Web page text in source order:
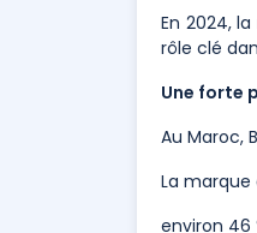
En 2024,
rôle clé
Une forte
Au Maroc,
La
environ 46